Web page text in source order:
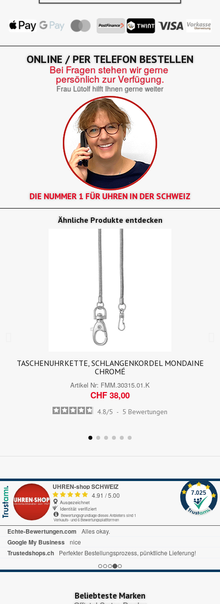
ONLINE / PER TELEFON BESTELLEN
Bei Fragen stehen wir gerne
persönlich zur Verfügung.
Frau Lütolf hilft Ihnen gerne weiter
DIE NUMMER 1 FÜR UHREN IN DER SCHWEIZ
Ähnliche Produkte entdecken
TASCHENUHRKETTE, SCHLANGENKORDEL MONDAINE
CHROMÉ
Artikel Nr: FMM.30315.01.K
CHF 38,00
4.8/5 - 5 Bewertungen
UHREN-shop SCHWEIZ
4.91 /5.00
Ausgezeichnet
Identität verifiziert
Bewertungsgrundlage dieses Anbieters sind 1
Verkaufs- und 6 Bewertungsplattformen
7.025
Echte-Bewertungen.com Alles okay.
Google My Business nice
Trustedshops.ch Perfekter Bestellungsprozess, pünktliche Lieferung!
Beliebteste Marken